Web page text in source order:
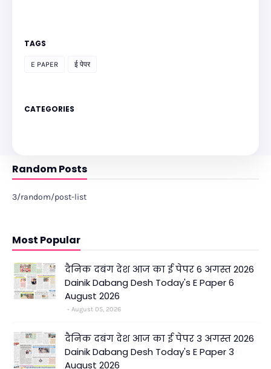
TAGS
E PAPER ई पेपर
CATEGORIES
Random Posts
3/random/post-list
Most Popular
दैनिक दबंग देश आज का ई पेपर 6 अगस्त 2026
Dainik Dabang Desh Today's E Paper 6
August 2026
August 05, 2026
दैनिक दबंग देश आज का ई पेपर 3 अगस्त 2026
Dainik Dabang Desh Today's E Paper 3
August 2026